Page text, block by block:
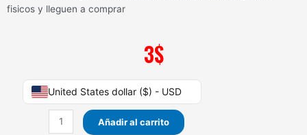
fisicos y lleguen a comprar
3$
United States dollar ($) - USD
PowerClass
Facebook
Añadir al carrito